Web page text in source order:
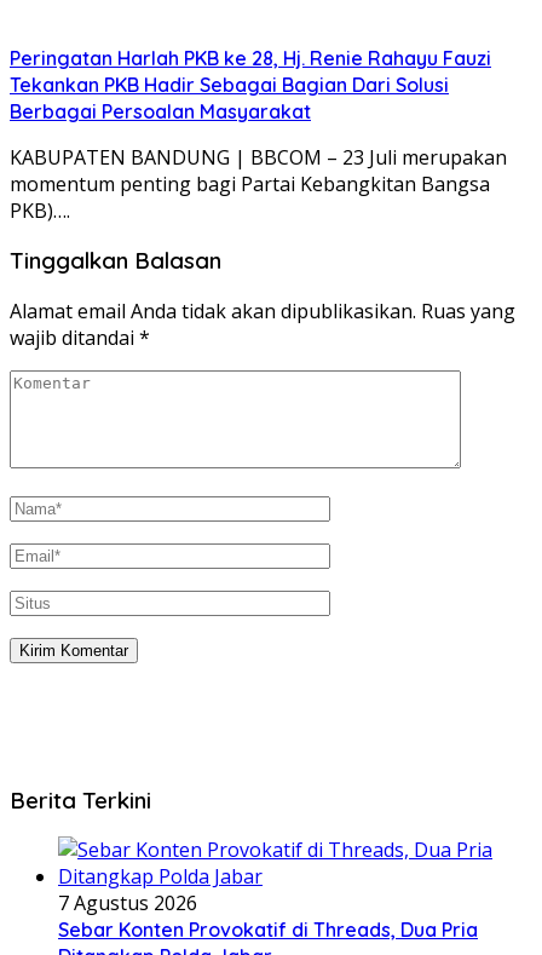
Peringatan Harlah PKB ke 28, Hj. Renie Rahayu Fauzi
Tekankan PKB Hadir Sebagai Bagian Dari Solusi
Berbagai Persoalan Masyarakat
KABUPATEN BANDUNG | BBCOM – 23 Juli merupakan
momentum penting bagi Partai Kebangkitan Bangsa
PKB)….
Tinggalkan Balasan
Alamat email Anda tidak akan dipublikasikan. Ruas yang
wajib ditandai *
Berita Terkini
7 Agustus 2026
Sebar Konten Provokatif di Threads, Dua Pria